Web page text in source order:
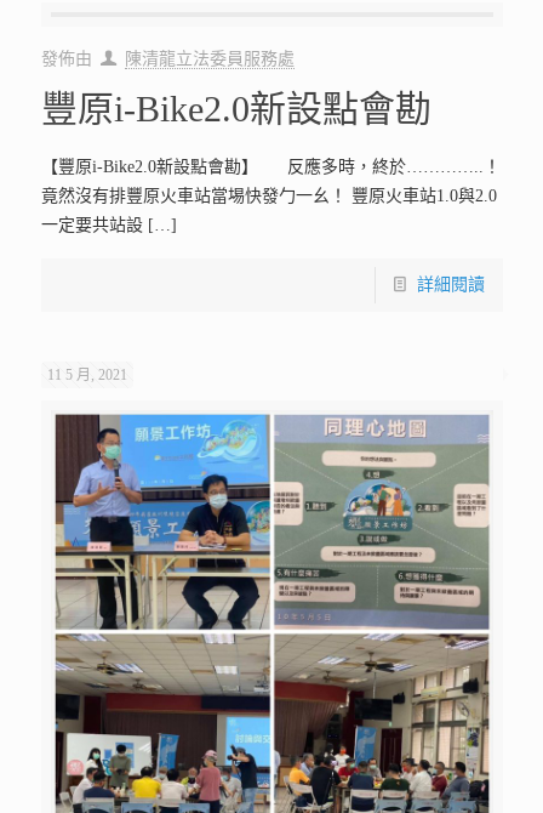
發佈由 陳清龍立法委員服務處
豐原i-Bike2.0新設點會勘
【豐原i-Bike2.0新設點會勘】 反應多時，終於…………..！
竟然沒有排豐原火車站當埸快發勹一幺！ 豐原火車站1.0與2.0
一定要共站設[…]
詳細閱讀
11 5 月, 2021